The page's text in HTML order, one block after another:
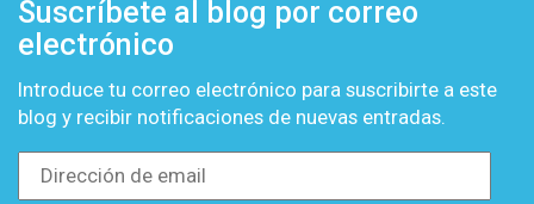
Suscríbete al blog por correo
electrónico
Introduce tu correo electrónico para suscribirte a este
blog y recibir notificaciones de nuevas entradas.
Dirección